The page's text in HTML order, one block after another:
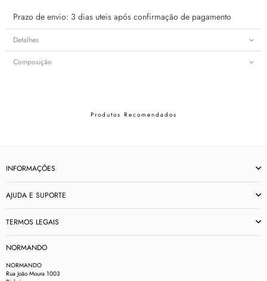
Prazo de envio: 3 dias uteis após confirmação de pagamento
Detalhes
Composição
Produtos Recomendados
INFORMAÇÕES
AJUDA E SUPORTE
TERMOS LEGAIS
NORMANDO
NORMANDO
Rua João Moura 1003